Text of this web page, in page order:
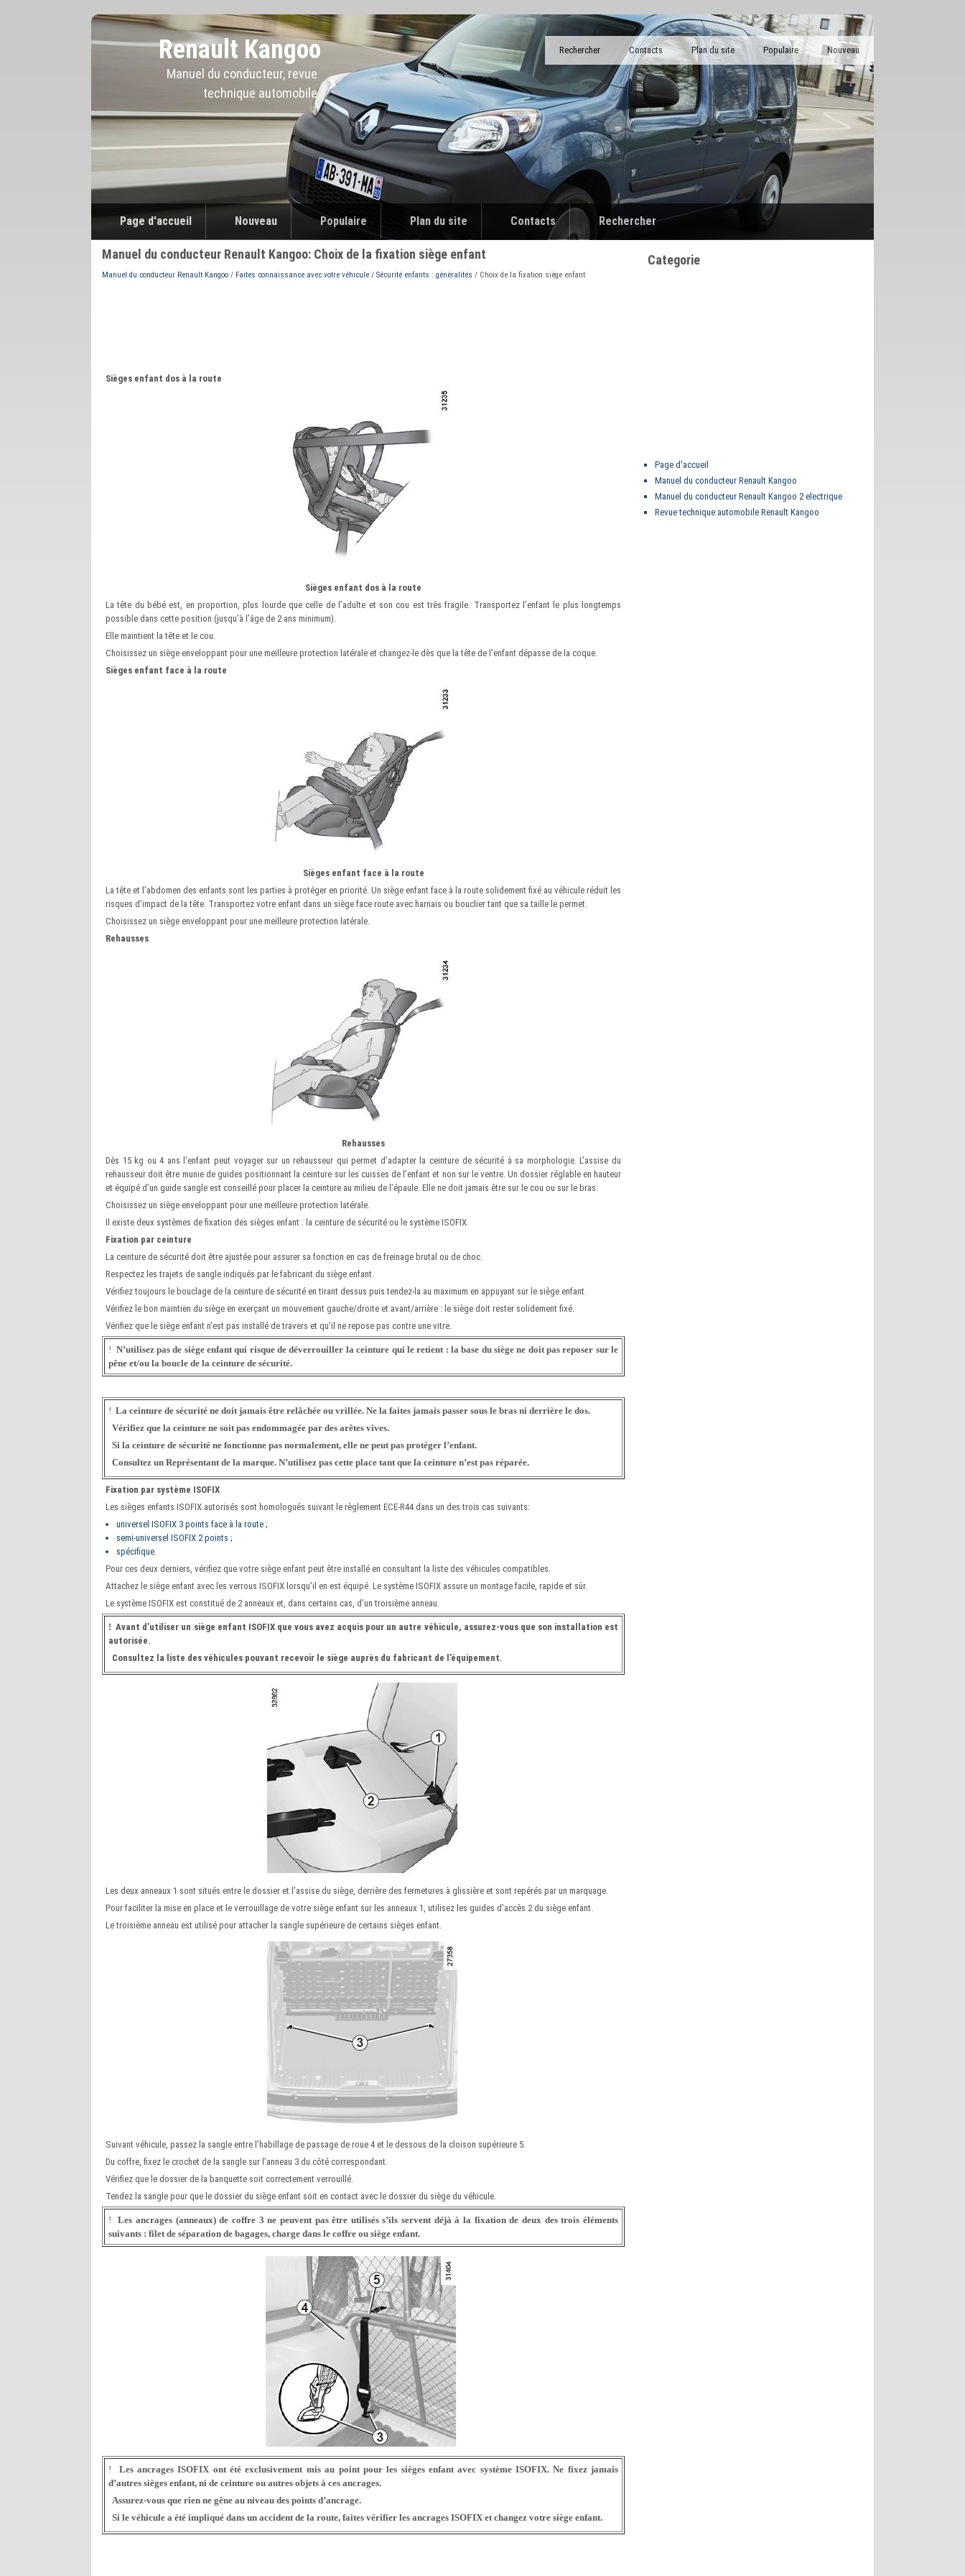
Renault Kangoo
Manuel du conducteur, revue
technique automobile
Nouveau
Populaire
Plan du site
Contacts
Rechercher
Page d'accueil Nouveau Populaire Plan du site Contacts Rechercher
Manuel du conducteur Renault Kangoo: Choix de la fixation siège enfant
Manuel du conducteur Renault Kangoo / Faites connaissance avec votre véhicule / Sécurité enfants : généralités / Choix de la fixation siège enfant
Sièges enfant dos à la route
Sièges enfant dos à la route
La tête du bébé est, en proportion, plus lourde que celle de l’adulte et son cou est très fragile. Transportez l’enfant le plus longtemps
possible dans cette position (jusqu’à l’âge de 2 ans minimum).
Elle maintient la tête et le cou.
Choisissez un siège enveloppant pour une meilleure protection latérale et changez-le dès que la tête de l’enfant dépasse de la coque.
Sièges enfant face à la route
Sièges enfant face à la route
La tête et l’abdomen des enfants sont les parties à protéger en priorité. Un siège enfant face à la route solidement fixé au véhicule réduit les
risques d’impact de la tête. Transportez votre enfant dans un siège face route avec harnais ou bouclier tant que sa taille le permet.
Choisissez un siège enveloppant pour une meilleure protection latérale.
Rehausses
Rehausses
Dès 15 kg ou 4 ans l’enfant peut voyager sur un rehausseur qui permet d’adapter la ceinture de sécurité à sa morphologie. L’assise du
rehausseur doit être munie de guides positionnant la ceinture sur les cuisses de l’enfant et non sur le ventre. Un dossier réglable en hauteur
et équipé d’un guide sangle est conseillé pour placer la ceinture au milieu de l’épaule. Elle ne doit jamais être sur le cou ou sur le bras.
Choisissez un siège enveloppant pour une meilleure protection latérale.
Il existe deux systèmes de fixation des sièges enfant : la ceinture de sécurité ou le système ISOFIX.
Fixation par ceinture
La ceinture de sécurité doit être ajustée pour assurer sa fonction en cas de freinage brutal ou de choc.
Respectez les trajets de sangle indiqués par le fabricant du siège enfant.
Vérifiez toujours le bouclage de la ceinture de sécurité en tirant dessus puis tendez-la au maximum en appuyant sur le siège enfant.
Vérifiez le bon maintien du siège en exerçant un mouvement gauche/droite et avant/arrière : le siège doit rester solidement fixé.
Vérifiez que le siège enfant n’est pas installé de travers et qu’il ne repose pas contre une vitre.
! N’utilisez pas de siège enfant qui risque de déverrouiller la ceinture qui le retient : la base du siège ne doit pas reposer sur le
pêne et/ou la boucle de la ceinture de sécurité.
! La ceinture de sécurité ne doit jamais être relâchée ou vrillée. Ne la faites jamais passer sous le bras ni derrière le dos.
Vérifiez que la ceinture ne soit pas endommagée par des arêtes vives.
Si la ceinture de sécurité ne fonctionne pas normalement, elle ne peut pas protéger l’enfant.
Consultez un Représentant de la marque. N’utilisez pas cette place tant que la ceinture n’est pas réparée.
Fixation par système ISOFIX
Les sièges enfants ISOFIX autorisés sont homologués suivant le règlement ECE-R44 dans un des trois cas suivants:
universel ISOFIX 3 points face à la route ;
semi-universel ISOFIX 2 points ;
spécifique.
Pour ces deux derniers, vérifiez que votre siège enfant peut être installé en consultant la liste des véhicules compatibles.
Attachez le siège enfant avec les verrous ISOFIX lorsqu’il en est équipé. Le système ISOFIX assure un montage facile, rapide et sûr.
Le système ISOFIX est constitué de 2 anneaux et, dans certains cas, d’un troisième anneau.
!Avant d’utiliser un siège enfant ISOFIX que vous avez acquis pour un autre véhicule, assurez-vous que son installation est
autorisée.
Consultez la liste des véhicules pouvant recevoir le siège auprès du fabricant de l’équipement.
Les deux anneaux 1 sont situés entre le dossier et l’assise du siège, derrière des fermetures à glissière et sont repérés par un marquage.
Pour faciliter la mise en place et le verrouillage de votre siège enfant sur les anneaux 1, utilisez les guides d’accès 2 du siège enfant.
Le troisième anneau est utilisé pour attacher la sangle supérieure de certains sièges enfant.
Suivant véhicule, passez la sangle entre l’habillage de passage de roue 4 et le dessous de la cloison supérieure 5.
Du coffre, fixez le crochet de la sangle sur l’anneau 3 du côté correspondant.
Vérifiez que le dossier de la banquette soit correctement verrouillé.
Tendez la sangle pour que le dossier du siège enfant soit en contact avec le dossier du siège du véhicule.
!Les ancrages (anneaux) de coffre 3 ne peuvent pas être utilisés s’ils servent déjà à la fixation de deux des trois éléments
suivants : filet de séparation de bagages, charge dans le coffre ou siège enfant.
! Les ancrages ISOFIX ont été exclusivement mis au point pour les sièges enfant avec système ISOFIX. Ne fixez jamais
d’autres sièges enfant, ni de ceinture ou autres objets à ces ancrages.
Assurez-vous que rien ne gêne au niveau des points d’ancrage.
Si le véhicule a été impliqué dans un accident de la route, faites vérifier les ancrages ISOFIX et changez votre siège enfant.
Categorie
Page d'accueil
Manuel du conducteur Renault Kangoo
Manuel du conducteur Renault Kangoo 2 electrique
Revue technique automobile Renault Kangoo